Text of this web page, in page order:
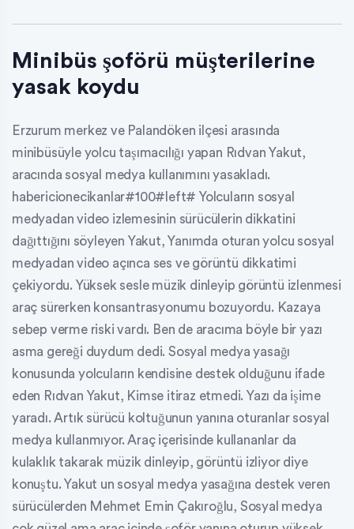
Minibüs şoförü müşterilerine
yasak koydu
Erzurum merkez ve Palandöken ilçesi arasında
minibüsüyle yolcu taşımacılığı yapan Rıdvan Yakut,
aracında sosyal medya kullanımını yasakladı.
habericionecikanlar#100#left# Yolcuların sosyal
medyadan video izlemesinin sürücülerin dikkatini
dağıttığını söyleyen Yakut, Yanımda oturan yolcu sosyal
medyadan video açınca ses ve görüntü dikkatimi
çekiyordu. Yüksek sesle müzik dinleyip görüntü izlenmesi
araç sürerken konsantrasyonumu bozuyordu. Kazaya
sebep verme riski vardı. Ben de aracıma böyle bir yazı
asma gereği duydum dedi. Sosyal medya yasağı
konusunda yolcuların kendisine destek olduğunu ifade
eden Rıdvan Yakut, Kimse itiraz etmedi. Yazı da işime
yaradı. Artık sürücü koltuğunun yanına oturanlar sosyal
medya kullanmıyor. Araç içerisinde kullananlar da
kulaklık takarak müzik dinleyip, görüntü izliyor diye
konuştu. Yakut un sosyal medya yasağına destek veren
sürücülerden Mehmet Emin Çakıroğlu, Sosyal medya